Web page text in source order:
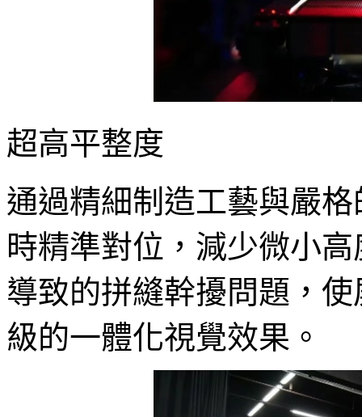
超高平整度
通過精細制造工藝與嚴
時精準對位，減少微小
導致的拼縫幹擾問題，
級的一體化視覺效果。